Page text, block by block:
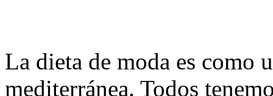
La dieta de moda es como
mediterránea. Todos